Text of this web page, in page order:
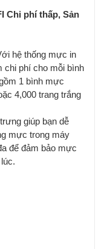
Chi phí thấp, Sản
hệ thống mực in
chi phí cho mỗi bình
1 bình mực
4,000 trang trắng
giúp bạn dễ
mực trong máy
để đảm bảo mực